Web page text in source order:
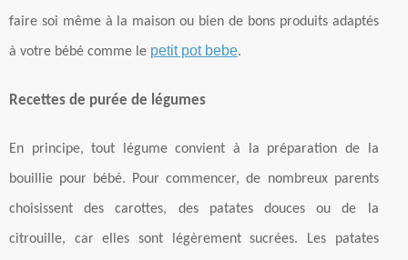
faire soi même à la maison ou bien de bons produits adaptés
à votre bébé comme le petit pot bebe.
Recettes de purée de légumes
En principe, tout légume convient à la préparation de la
bouillie pour bébé. Pour commencer, de nombreux parents
choisissent des carottes, des patates douces ou de la
citrouille, car elles sont légèrement sucrées. Les patates